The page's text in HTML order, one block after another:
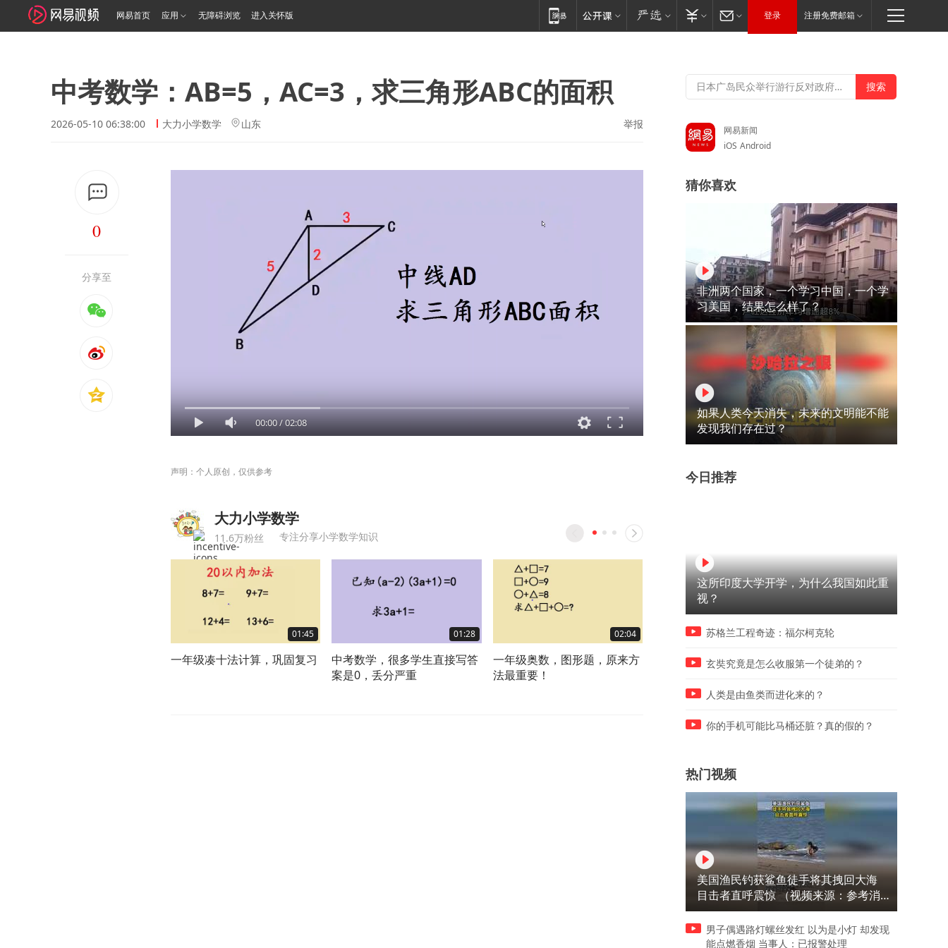
网易首页 应用 无障碍浏览 进入关怀版 登录 注册免费邮箱
中考数学：AB=5，AC=3，求三角形ABC的面积
2026-05-10 06:38:00 大力小学数学 山东 举报
0
分享至
00:00/02:08
声明：个人原创，仅供参考
大力小学数学
11.6万粉丝 专注分享小学数学知识
01:45
一年级凑十法计算，巩固复习
01:28
中考数学，很多学生直接写答
案是0，丢分严重
02:04
一年级奥数，图形题，原来方
法最重要！
01:10
北京中考数学：a等于多少？
太丢人了！一道中考几何压
网易新闻
iOS Android
猜你喜欢
非洲两个国家，一个学习中国，一个学
习美国，结果怎么样了？
如果人类今天消失，未来的文明能不能
发现我们存在过？
今日推荐
这所印度大学开学，为什么我国如此重
视？
苏格兰工程奇迹：福尔柯克轮
玄奘究竟是怎么收服第一个徒弟的？
人类是由鱼类而进化来的？
你的手机可能比马桶还脏？真的假的？
热门视频
美国渔民钓获鲨鱼徒手将其拽回大海
目击者直呼震惊 （视频来源：参考消
息）
男子偶遇路灯螺丝发红 以为是小灯 却发现
能点燃香烟 当事人：已报警处理